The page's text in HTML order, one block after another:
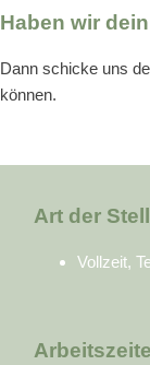
Haben wir
Dann schicke uns
können.
Art der
Vollzeit,